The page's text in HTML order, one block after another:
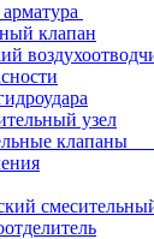
клапан
узел
клапаны